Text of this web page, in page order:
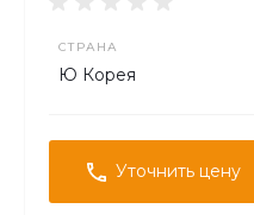
СТРАНА
Ю Корея
Уточнить цену